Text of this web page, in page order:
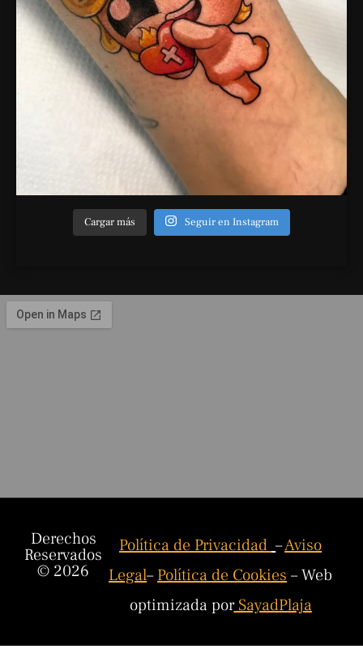
Cargar más Seguir en Instagram
Derechos
Reservados
© 2026
Política de Privacidad–Aviso
Legal–Política de Cookies– Web
optimizada porSayadPlaja